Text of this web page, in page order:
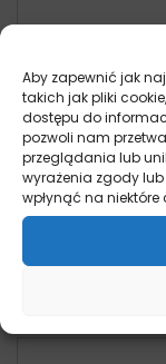
Aby zapewnić jak
takich jak pliki
dostępu do
pozwoli nam
przeglądania lub
wyrażenia zgody
wpłynąć na niektóre
VetExpert
Intestinal
sucha karma
psa
pies
Od:91,00